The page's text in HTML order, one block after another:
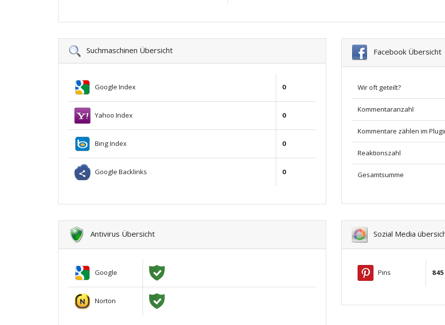
Suchmaschinen Übersicht
Google Index 0
Yahoo Index 0
Bing Index 0
Google Backlinks 0
Facebook Übersicht
Wir oft geteilt?
Kommentaranzahl
Kommentare zählen im
Reaktionszahl
Gesamtsumme
Antivirus Übersicht
Google
Norton
Sozial Media
Pins 845